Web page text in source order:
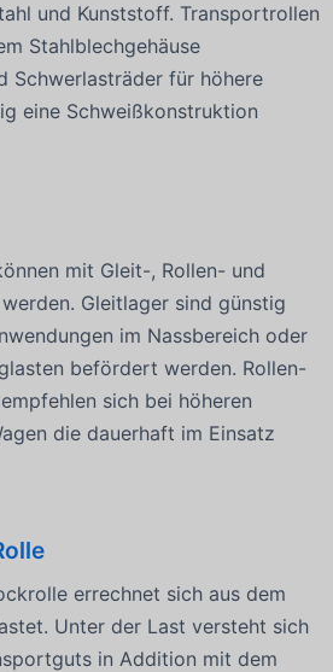
und Kunststoff. Transportrollen
Stahlblechgehäuse
Schwerlasträder für höhere
eine Schweißkonstruktion
mit Gleit-, Rollen- und
Gleitlager sind günstig
im Nassbereich oder
befördert werden. Rollen-
sich bei höheren
die dauerhaft im Einsatz
errechnet sich aus dem
Unter der Last versteht sich
in Addition mit dem